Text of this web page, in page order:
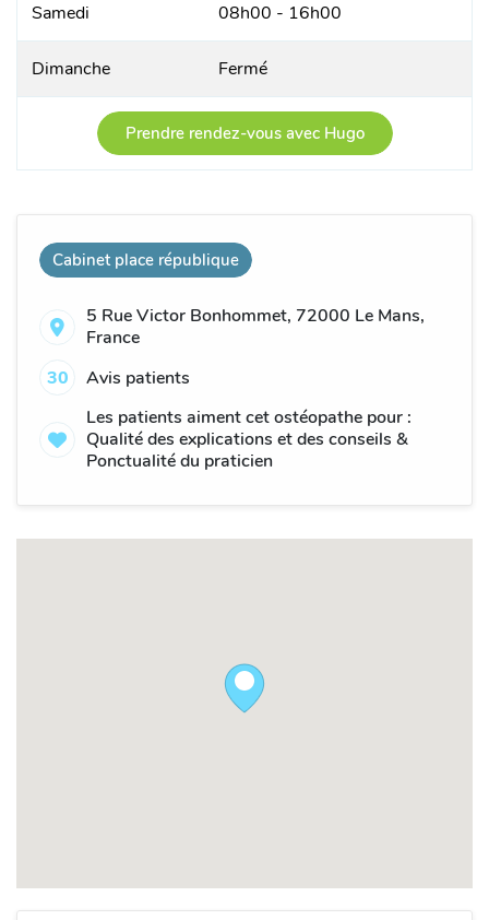
Cabinet place république
5 Rue Victor Bonhommet, 72000 Le Mans,
France
30
Avis patients
Les patients aiment cet ostéopathe pour :
Qualité des explications et des conseils &
Ponctualité du praticien
Samedi 08h00 - 16h00
Dimanche Fermé
Prendre rendez-vous avec Hugo